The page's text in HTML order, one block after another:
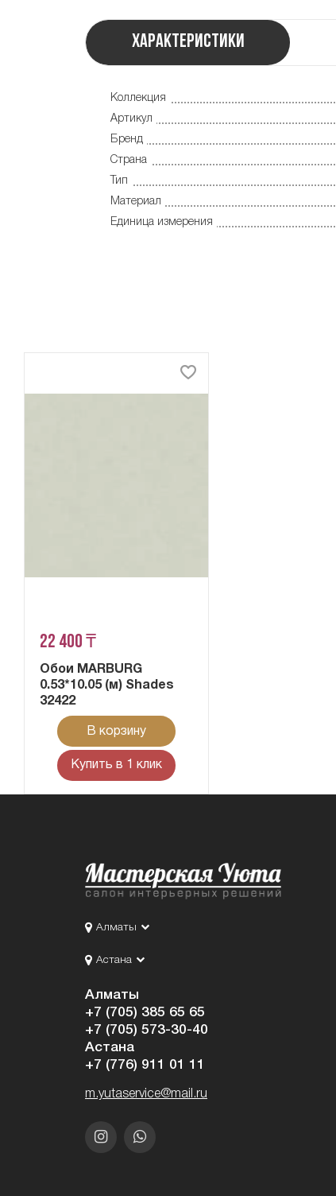
Характеристики
Коллекция
Артикул
Бренд
Страна
Тип
Материал
Единица измерения
22 400 ₸
Обои MARBURG
0.53*10.05 (м) Shades
32422
В корзину
Купить в 1 клик
Алматы
Астана
Алматы
+7 (705) 385 65 65
+7 (705) 573-30-40
Астана
+7 (776) 911 01 11
m.yutaservice@mail.ru